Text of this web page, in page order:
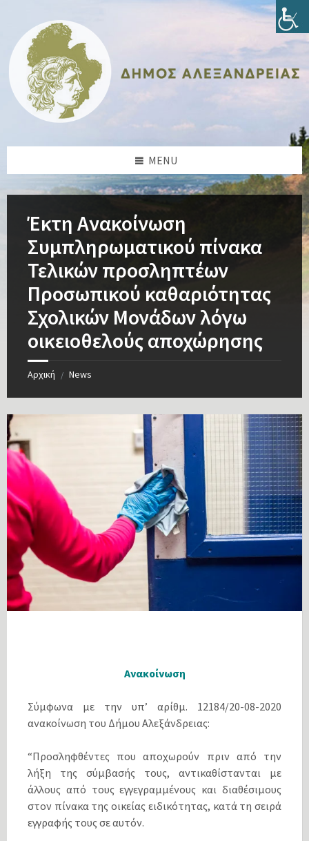
content
sidebar
sidebar
footer
MENU
Έκτη Ανακοίνωση
Συμπληρωματικού πίνακα
Τελικών προσληπτέων
Προσωπικού καθαριότητας
Σχολικών Μονάδων λόγω
οικειοθελούς αποχώρησης
Αρχική / News
Ανακοίνωση
Σύμφωνα με την υπ’ αρίθμ. 12184/20-08-2020
ανακοίνωση του Δήμου Αλεξάνδρειας:
“Προσληφθέντες που αποχωρούν πριν από την
λήξη της σύμβασής τους, αντικαθίστανται με
άλλους από τους εγγεγραμμένους και διαθέσιμους
στον πίνακα της οικείας ειδικότητας, κατά τη σειρά
εγγραφής τους σε αυτόν.